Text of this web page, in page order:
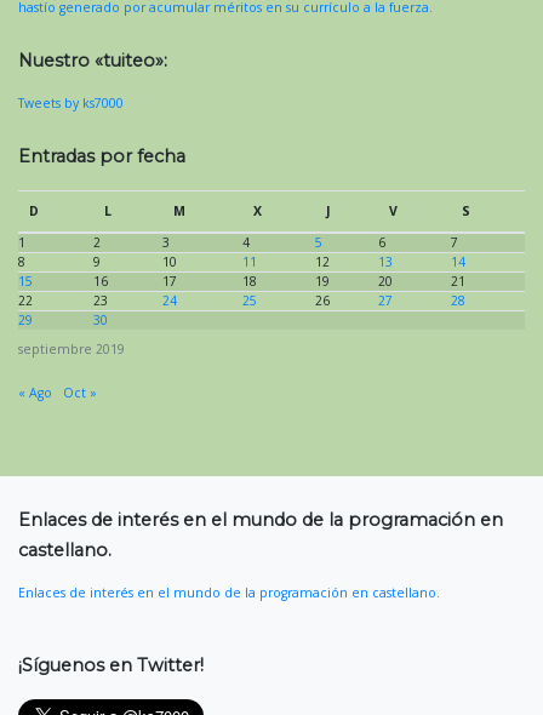
hastío generado por acumular méritos en su currículo a la fuerza.
Nuestro «tuiteo»:
Tweets by ks7000
Entradas por fecha
septiembre 2019
D L M X J V
S
1
2 3 4 5 6
7
8
9 10 11 12 13
14
15
16 17 18 19 20
21
22
23 24 25 26 27
28
29
30
« Ago Oct »
Enlaces de interés en el mundo de la programación en
castellano.
Enlaces de interés en el mundo de la programación en castellano.
¡Síguenos en Twitter!